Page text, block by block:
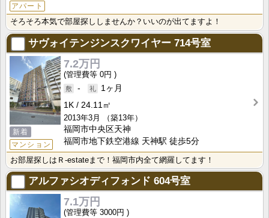
アパート
そろそろ本気で部屋探ししませんか？いいのが出てますよ！
サヴォイテンジンスクワイヤー 714号室
新着
マンション
7.2万円
0円
-
1ヶ月
1K
24.11㎡
2013年3月
（築13年）
福岡市中央区天神
福岡市地下鉄空港線 天神駅 徒歩5分
お部屋探しはＲ-estateまで！福岡市内全て網羅してます！
アルファシオディフォンド 604号室
7.1万円
3000円